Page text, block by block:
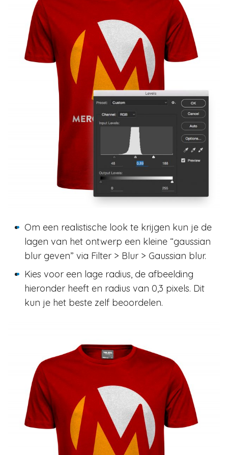
Om een realistische look te krijgen kun je de
lagen van het ontwerp een kleine “gaussian
blur geven” via Filter > Blur > Gaussian blur.
Kies voor een lage radius, de afbeelding
hieronder heeft en radius van 0,3 pixels. Dit
kun je het beste zelf beoordelen.